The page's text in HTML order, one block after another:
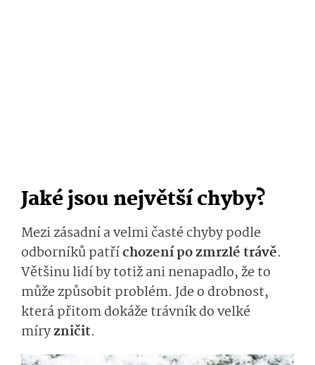
Jaké jsou největší chyby?
Mezi zásadní a velmi časté chyby podle
odborníků patříchození po zmrzlé trávě.
Většinu lidí by totiž ani nenapadlo, že to
může způsobit problém. Jde o drobnost,
která přitom dokáže trávník do velké
míryzničit.